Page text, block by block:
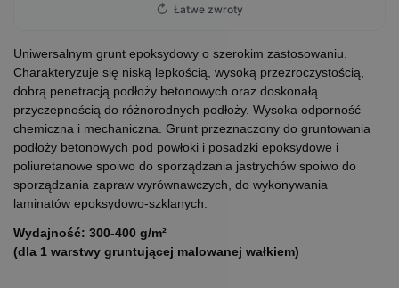
↻ Łatwe zwroty
Uniwersalnym grunt epoksydowy o szerokim zastosowaniu.
Charakteryzuje się niską lepkością, wysoką przezroczystością,
dobrą penetracją podłoży betonowych oraz doskonałą
przyczepnością do różnorodnych podłoży. Wysoka odporność
chemiczna i mechaniczna. Grunt przeznaczony do gruntowania
podłoży betonowych pod powłoki i posadzki epoksydowe i
poliuretanowe spoiwo do sporządzania jastrychów spoiwo do
sporządzania zapraw wyrównawczych, do wykonywania
laminatów epoksydowo-szklanych.
Wydajność: 300-400 g/m²
(dla 1 warstwy gruntującej malowanej wałkiem)